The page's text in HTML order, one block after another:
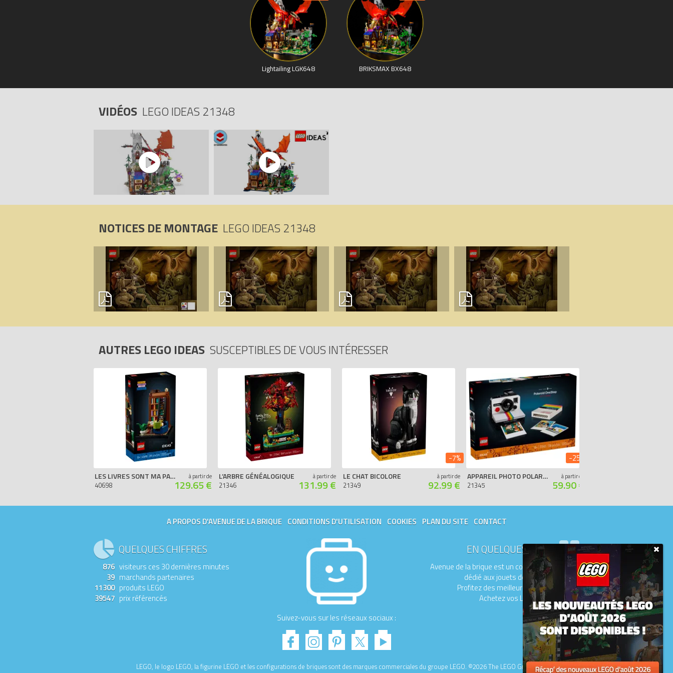
Lightailing LGK648 BRIKSMAX BX648
VIDÉOS LEGO IDEAS 21348
NOTICES DE MONTAGE LEGO IDEAS 21348
AUTRES LEGO IDEAS SUSCEPTIBLES DE VOUS INTÉRESSER
LES LIVRES SONT MA PASSION
40698
à partir de
129.65 €
L’ARBRE GÉNÉALOGIQUE
21346
à partir de
131.99 €
LE CHAT BICOLORE
21349
à partir de
92.99 €
-7%
APPAREIL PHOTO POLAROID ONESTEP SX-70
21345
à partir de
59.90 €
-25%
A PROPOS D'AVENUE DE LA BRIQUE CONDITIONS D'UTILISATION COOKIES PLAN DU SITE CONTACT
EN QUELQUES MOTS
Avenue de la brique est un comparateur de prix
dédié aux jouets de la marque LEGO.
Profitez des meilleurs prix du moment.
Achetez vos LEGO moins chers.
QUELQUES CHIFFRES
876 visiteurs ces 30 dernières minutes
39 marchands partenaires
11300 produits LEGO
39547 prix référencés
Suivez-vous sur les réseaux sociaux :
LEGO, le logo LEGO, la figurine LEGO et les configurations de briques sont des marques commerciales du groupe LEGO. ©2026 The LEGO Group.